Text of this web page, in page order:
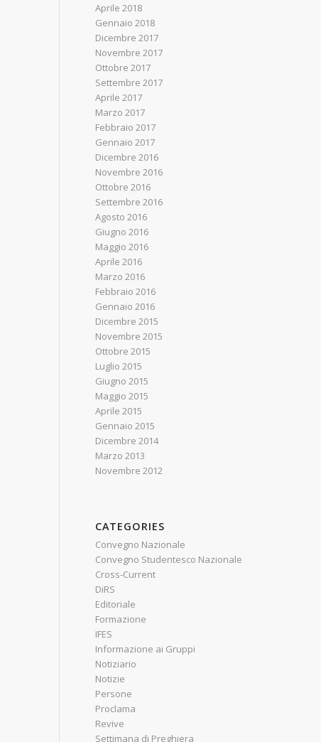
Aprile 2018
Gennaio 2018
Dicembre 2017
Novembre 2017
Ottobre 2017
Settembre 2017
Aprile 2017
Marzo 2017
Febbraio 2017
Gennaio 2017
Dicembre 2016
Novembre 2016
Ottobre 2016
Settembre 2016
Agosto 2016
Giugno 2016
Maggio 2016
Aprile 2016
Marzo 2016
Febbraio 2016
Gennaio 2016
Dicembre 2015
Novembre 2015
Ottobre 2015
Luglio 2015
Giugno 2015
Maggio 2015
Aprile 2015
Gennaio 2015
Dicembre 2014
Marzo 2013
Novembre 2012
CATEGORIES
Convegno Nazionale
Convegno Studentesco Nazionale
Cross-Current
DiRS
Editoriale
Formazione
IFES
Informazione ai Gruppi
Notiziario
Notizie
Persone
Proclama
Revive
Settimana di Preghiera